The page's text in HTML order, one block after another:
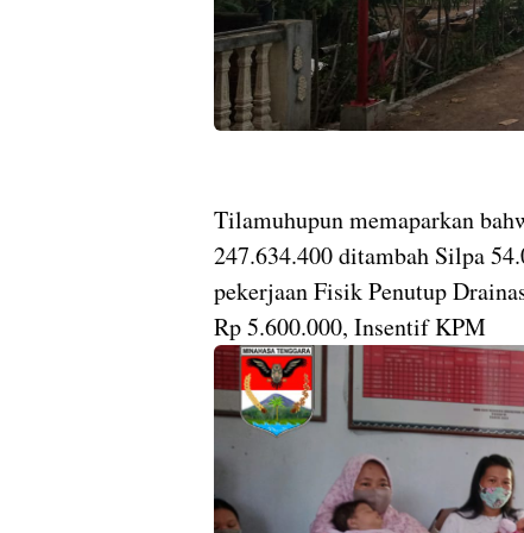
Tilamuhupun memaparkan
247.634.400 ditambah Silpa
pekerjaan Fisik Penutup
Rp 5.600.000, Insentif KPM